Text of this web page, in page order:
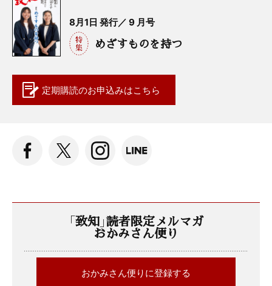
8月1日 発行／ 9 月号
めざすものを持つ
定期購読のお申込みはこちら
「致知」読者限定メルマガ
おかみさん便り
おかみさん便りに登録する